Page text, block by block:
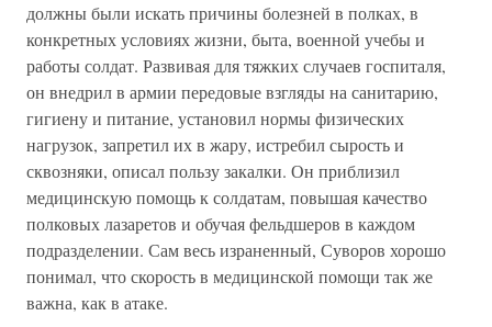
должны были искать причины болезней в полках, в
конкретных условиях жизни, быта, военной учебы и
работы солдат. Развивая для тяжких случаев госпиталя,
он внедрил в армии передовые взгляды на санитарию,
гигиену и питание, установил нормы физических
нагрузок, запретил их в жару, истребил сырость и
сквозняки, описал пользу закалки. Он приблизил
медицинскую помощь к солдатам, повышая качество
полковых лазаретов и обучая фельдшеров в каждом
подразделении. Сам весь израненный, Суворов хорошо
понимал, что скорость в медицинской помощи так же
важна, как в атаке.